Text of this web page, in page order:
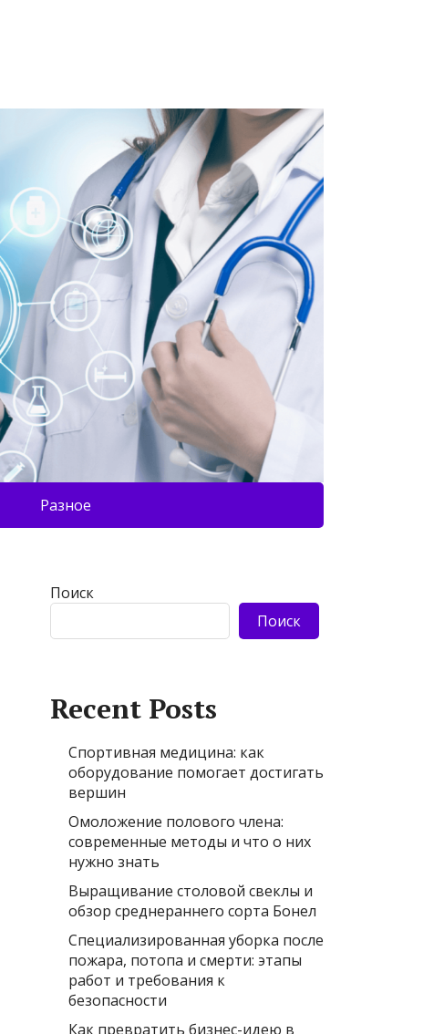
Разное
Поиск
Поиск
Recent Posts
Спортивная медицина: как
оборудование помогает достигать
вершин
Омоложение полового члена:
современные методы и что о них
нужно знать
Выращивание столовой свеклы и
обзор среднераннего сорта Бонел
Специализированная уборка после
пожара, потопа и смерти: этапы
работ и требования к
безопасности
Как превратить бизнес-идею в